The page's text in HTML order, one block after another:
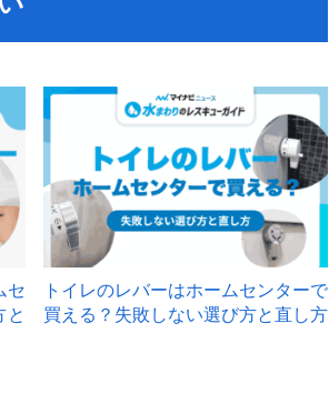
セ
と
トイレのレバーはホームセンターで
買える？失敗しない選び方と直し方